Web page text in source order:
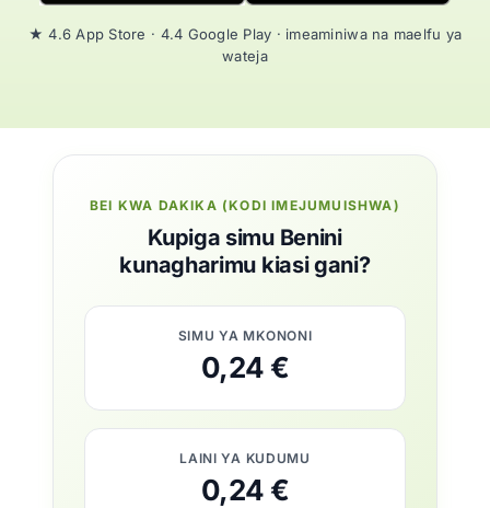
★ 4.6 App Store · 4.4 Google Play · imeaminiwa na maelfu ya
wateja
BEI KWA DAKIKA (KODI IMEJUMUISHWA)
Kupiga simu Benini
kunagharimu kiasi gani?
SIMU YA MKONONI
0,24 €
LAINI YA KUDUMU
0,24 €